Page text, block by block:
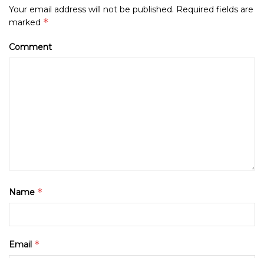
Your email address will not be published. Required fields are
marked *
Comment
Name *
Email *